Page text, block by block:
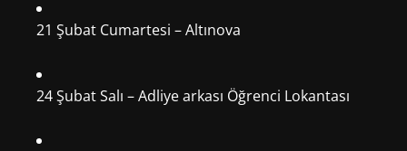
21 Şubat Cumartesi – Altınova
24 Şubat Salı – Adliye arkası Öğrenci Lokantası